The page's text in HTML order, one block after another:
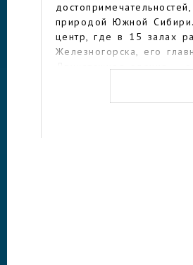
природой Южной
центр, где в 15 залах
Железногорска, его
Двухэтажное здание –
У Горно-химического
центре. Он